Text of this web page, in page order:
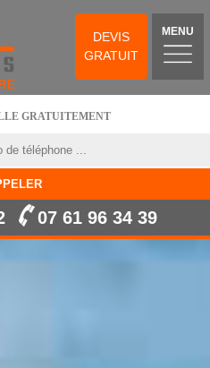
DEVIS
GRATUIT
MENU
GRATUITEMENT
07 61 96 34 39